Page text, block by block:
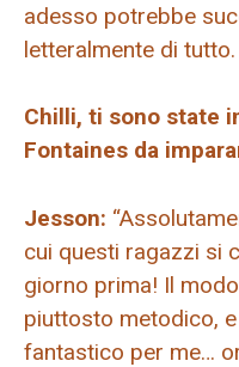
adesso potrebbe
letteralmente di tutto.
Chilli, ti sono state
Fontaines da
Jesson:
cui questi ragazzi si
giorno prima! Il
piuttosto metodico,
fantastico per me…